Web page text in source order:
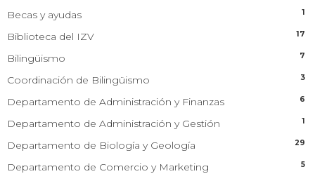
Becas y ayudas 1
Biblioteca del IZV 17
Bilingüismo 7
Coordinación de Bilingüismo 3
Departamento de Administración y Finanzas 6
Departamento de Administración y Gestión 1
Departamento de Biología y Geología 29
Departamento de Comercio y Marketing 5